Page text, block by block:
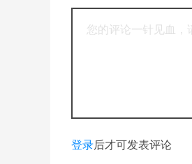
登录后才可发表评论